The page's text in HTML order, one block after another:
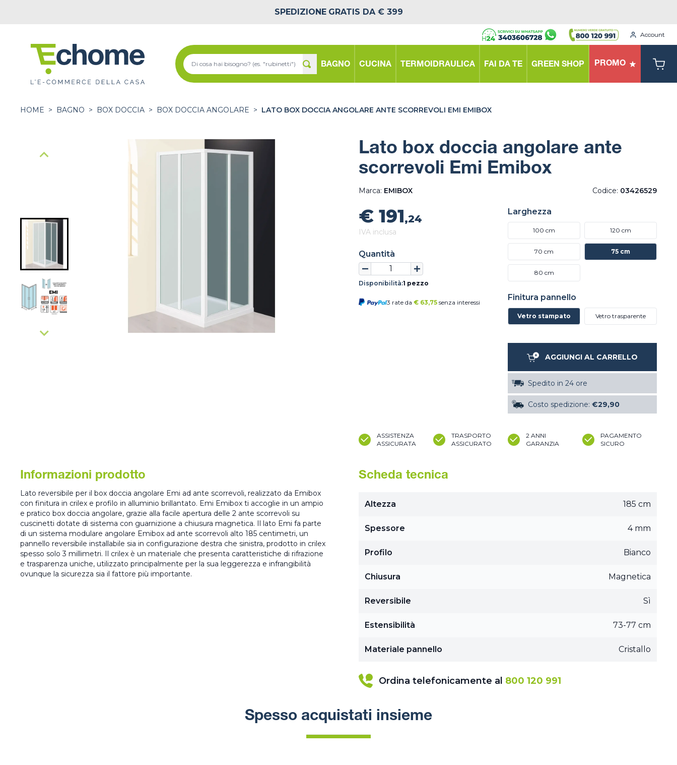
SPEDIZIONE GRATIS DA € 399
Account
BAGNO CUCINA TERMOIDRAULICA FAI DA TE GREEN SHOP PROMO
HOME > BAGNO > BOX DOCCIA > BOX DOCCIA ANGOLARE > LATO BOX DOCCIA ANGOLARE ANTE SCORREVOLI EMI EMIBOX
Lato box doccia angolare ante
scorrevoli Emi Emibox
Marca: EMIBOX Codice: 03426529
€ 191,24
IVA inclusa
Quantità
Disponibilità:1 pezzo
3 rate da € 63,75 senza interessi
Larghezza
100 cm 120 cm
70 cm 75 cm
80 cm
Finitura pannello
Vetro stampato Vetro trasparente
AGGIUNGI AL CARRELLO
Spedito in 24 ore
Costo spedizione: €29,90
ASSISTENZA
ASSICURATA
TRASPORTO
ASSICURATO
2 ANNI
GARANZIA
PAGAMENTO
SICURO
Informazioni prodotto
Lato reversibile per il box doccia angolare Emi ad ante scorrevoli, realizzato da Emibox
con finitura in crilex e profilo in alluminio brillantato. Emi Emibox ti accoglie in un ampio
e pratico box doccia angolare, grazie alla facile apertura delle 2 ante scorrevoli su
cuscinetti dotate di sistema con guarnizione a chiusura magnetica. Il lato Emi fa parte
di un sistema modulare angolare Emibox ad ante scorrevoli alto 185 centimetri, un
pannello reversibile installabile sia in configurazione destra che sinistra, prodotto in crilex
spesso solo 3 millimetri. Il crilex è un materiale che presenta caratteristiche di rifrazione
e trasparenza uniche, utilizzato principalmente per la sua leggerezza e infrangibilità
ovunque la sicurezza sia il fattore più importante.
Scheda tecnica
Altezza 185 cm
Spessore 4 mm
Profilo Bianco
Chiusura Magnetica
Reversibile Sì
Estensibilità 73-77 cm
Materiale pannello Cristallo
Ordina telefonicamente al 800 120 991
Spesso acquistati insieme